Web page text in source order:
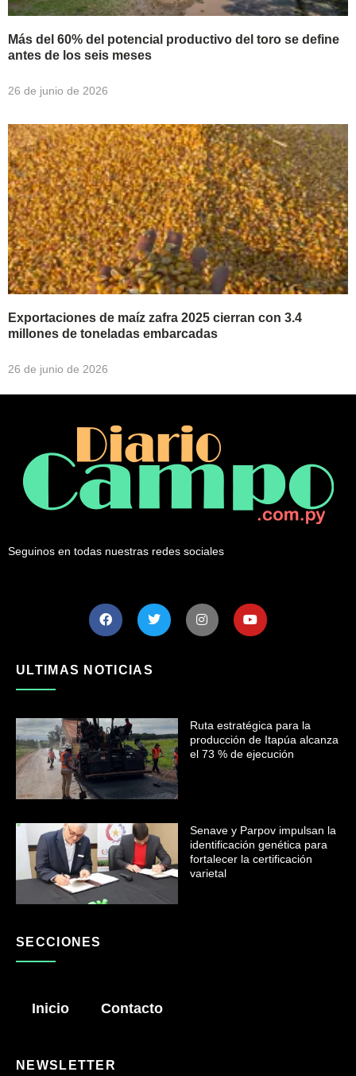
Más del 60% del potencial productivo del toro se define
antes de los seis meses
26 de junio de 2026
Exportaciones de maíz zafra 2025 cierran con 3.4
millones de toneladas embarcadas
26 de junio de 2026
Seguinos en todas nuestras redes sociales
ULTIMAS NOTICIAS
Ruta estratégica para la
producción de Itapúa alcanza
el 73 % de ejecución
Senave y Parpov impulsan la
identificación genética para
fortalecer la certificación
varietal
SECCIONES
Inicio Contacto
NEWSLETTER